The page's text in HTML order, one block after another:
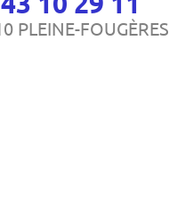
PLEINE-FOUGÈRES